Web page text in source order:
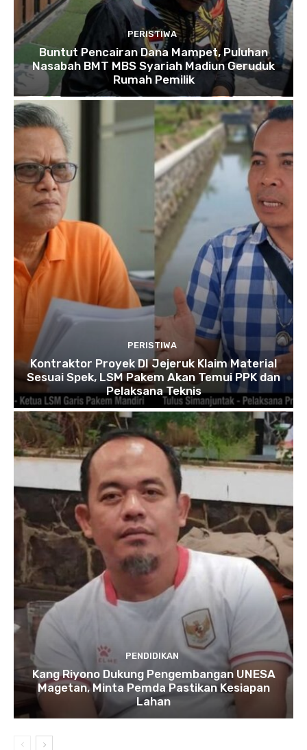
PERISTIWA
Buntut Pencairan Dana Mampet, Puluhan
Nasabah BMT MBS Syariah Madiun Geruduk
Rumah Pemilik
PERISTIWA
Kontraktor Proyek DI Jejeruk Klaim Material
Sesuai Spek, LSM Pakem Akan Temui PPK dan
Pelaksana Teknis
PENDIDIKAN
Kang Riyono Dukung Pengembangan UNESA
Magetan, Minta Pemda Pastikan Kesiapan
Lahan